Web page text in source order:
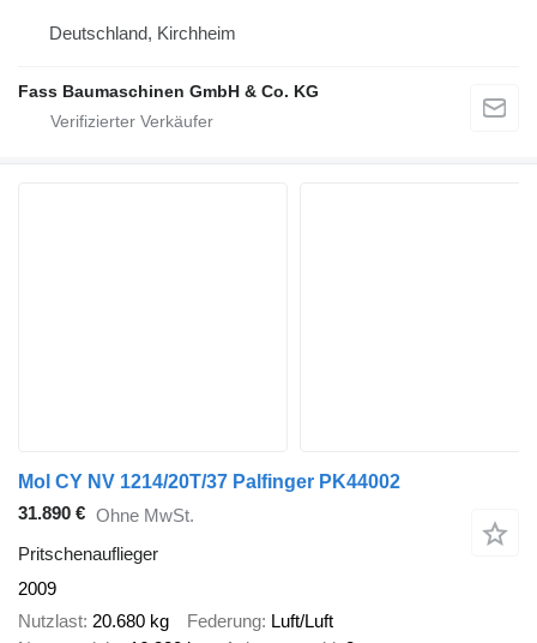
Deutschland, Kirchheim
Fass Baumaschinen GmbH & Co. KG
Mol CY NV 1214/20T/37 Palfinger PK44002
31.890 € Ohne MwSt.
Pritschenauflieger
2009
Nutzlast 20.680 kg Federung Luft/Luft